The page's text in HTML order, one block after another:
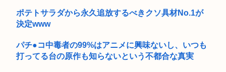
ポテトサラダから永久追放するべきクソ具材No.1が
決定www
パチ●コ中毒者の99%はアニメに興味ないし、いつも
打ってる台の原作も知らないという不都合な真実